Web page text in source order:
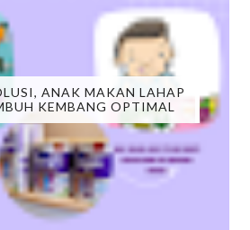
ANAK MAKAN LAHAP
KEMBANG OPTIMAL